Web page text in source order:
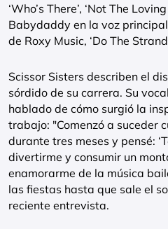
‘Who’s There’, ‘Not The
Babydaddy en la voz
de Roxy Music, ‘Do The
Scissor Sisters describen el
sórdido de su carrera. Su
hablado de cómo surgió la
trabajo: "Comenzó a suceder
durante tres meses y pensé:
divertirme y consumir un
enamorarme de la música
las fiestas hasta que sale el
reciente entrevista.